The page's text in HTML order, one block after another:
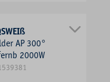
AP 300°
2000W